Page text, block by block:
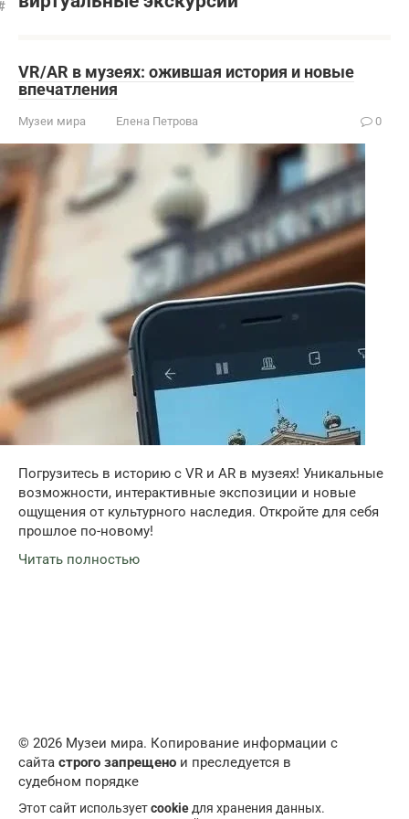
VR/AR в музеях: ожившая история и новые
впечатления
Музеи мира Елена Петрова 0
Погрузитесь в историю с VR и AR в музеях! Уникальные
возможности, интерактивные экспозиции и новые
ощущения от культурного наследия. Откройте для себя
прошлое по-новому!
Читать полностью
© 2026 Музеи мира. Копирование информации с
сайта строго запрещено и преследуется в
судебном порядке
Этот сайт используетcookie для хранения данных.